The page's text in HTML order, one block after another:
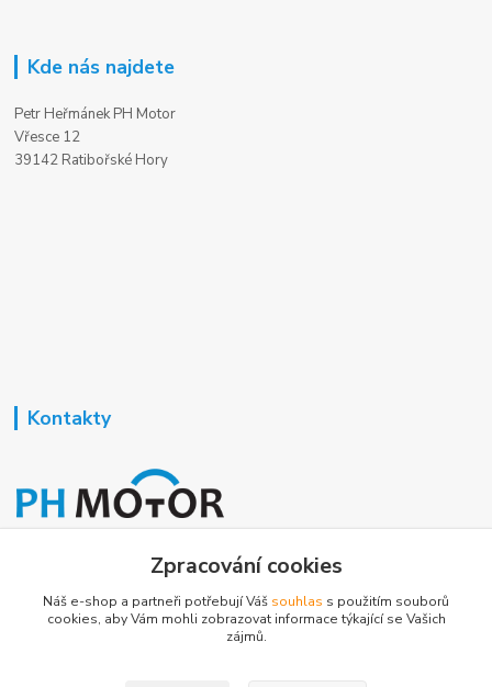
Kde nás najdete
Petr Heřmánek PH Motor
Vřesce 12
39142 Ratibořské Hory
Kontakty
+420 723 362 738
Zpracování cookies
Náš e-shop a partneři potřebují Váš souhlas s použitím souborů
cookies, aby Vám mohli zobrazovat informace týkající se Vašich
zájmů.